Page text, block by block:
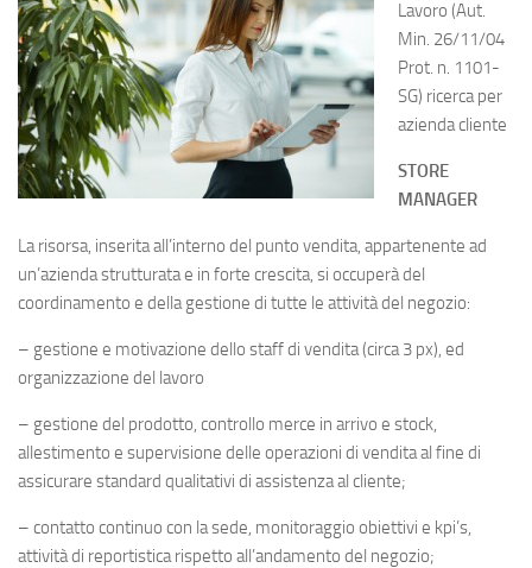
Lavoro (Aut.
Min. 26/11/04
Prot. n. 1101-
SG) ricerca per
azienda cliente
STORE
MANAGER
La risorsa, inserita all’interno del punto vendita, appartenente ad
un’azienda strutturata e in forte crescita, si occuperà del
coordinamento e della gestione di tutte le attività del negozio:
– gestione e motivazione dello staff di vendita (circa 3 px), ed
organizzazione del lavoro
– gestione del prodotto, controllo merce in arrivo e stock,
allestimento e supervisione delle operazioni di vendita al fine di
assicurare standard qualitativi di assistenza al cliente;
– contatto continuo con la sede, monitoraggio obiettivi e kpi’s,
attività di reportistica rispetto all’andamento del negozio;